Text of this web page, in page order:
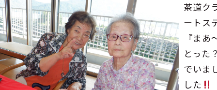
茶道ク
ートス
『ま
とった
でいま
した